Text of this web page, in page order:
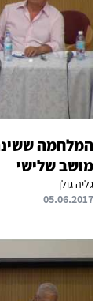
המלחמה
מושב שלישי
גליה גולן
05.06.2017